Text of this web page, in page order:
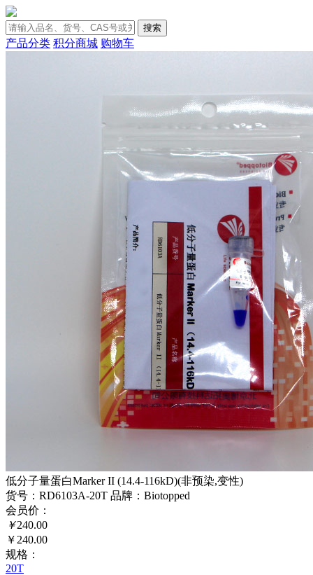
搜索
产品分类 积分商城 购物车
低分子量蛋白Marker II (14.4-116kD)(非预染,变性)
货号：RD6103A-20T 品牌：Biotopped
会员价：
￥240.00
￥240.00
规格：
20T